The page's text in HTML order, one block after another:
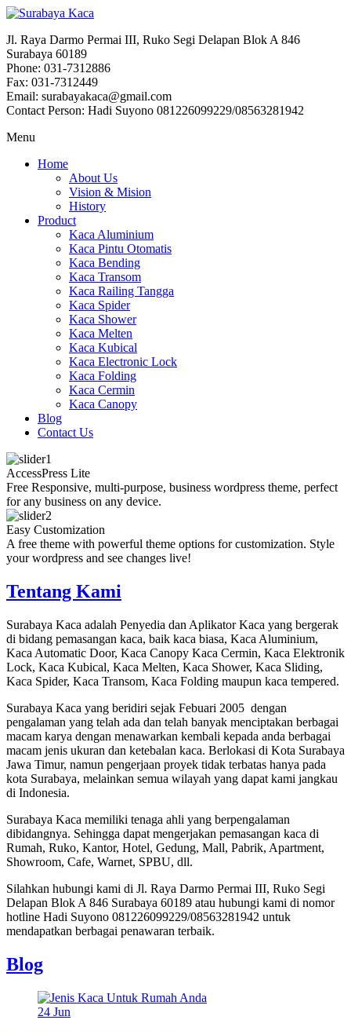
Jl. Raya Darmo Permai III, Ruko Segi Delapan Blok A 846
Surabaya 60189
Phone: 031-7312886
Fax: 031-7312449
Email: surabayakaca@gmail.com
Contact Person: Hadi Suyono 081226099229/08563281942
Menu
Home
About Us
Vision & Mision
History
Product
Kaca Aluminium
Kaca Pintu Otomatis
Kaca Bending
Kaca Transom
Kaca Railing Tangga
Kaca Spider
Kaca Shower
Kaca Melten
Kaca Kubical
Kaca Electronic Lock
Kaca Folding
Kaca Cermin
Kaca Canopy
Blog
Contact Us
AccessPress Lite
Free Responsive, multi-purpose, business wordpress theme, perfect
for any business on any device.
Easy Customization
A free theme with powerful theme options for customization. Style
your wordpress and see changes live!
Tentang Kami
Surabaya Kaca adalah Penyedia dan Aplikator Kaca yang bergerak
di bidang pemasangan kaca, baik kaca biasa, Kaca Aluminium,
Kaca Automatic Door, Kaca Canopy Kaca Cermin, Kaca Elektronik
Lock, Kaca Kubical, Kaca Melten, Kaca Shower, Kaca Sliding,
Kaca Spider, Kaca Transom, Kaca Folding maupun kaca tempered.
Surabaya Kaca yang beridiri sejak Febuari 2005 dengan
pengalaman yang telah ada dan telah banyak menciptakan berbagai
macam karya dengan menawarkan kembali kepada anda berbagai
macam jenis ukuran dan ketebalan kaca. Berlokasi di Kota Surabaya
Jawa Timur, namun pengerjaan proyek tidak terbatas hanya pada
kota Surabaya, melainkan semua wilayah yang dapat kami jangkau
di Indonesia.
Surabaya Kaca memiliki tenaga ahli yang berpengalaman
dibidangnya. Sehingga dapat mengerjakan pemasangan kaca di
Rumah, Ruko, Kantor, Hotel, Gedung, Mall, Pabrik, Apartment,
Showroom, Cafe, Warnet, SPBU, dll.
Silahkan hubungi kami di Jl. Raya Darmo Permai III, Ruko Segi
Delapan Blok A 846 Surabaya 60189 atau hubungi kami di nomor
hotline Hadi Suyono 081226099229/08563281942 untuk
mendapatkan berbagai penawaran terbaik.
Blog
24 Jun